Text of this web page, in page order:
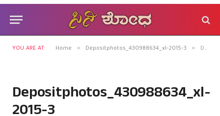
YOU ARE AT: Home » Depositphotos_430988634_xl-2015-3 » Depositphotos_430988634_xl-2015-3
Depositphotos_430988634_xl-